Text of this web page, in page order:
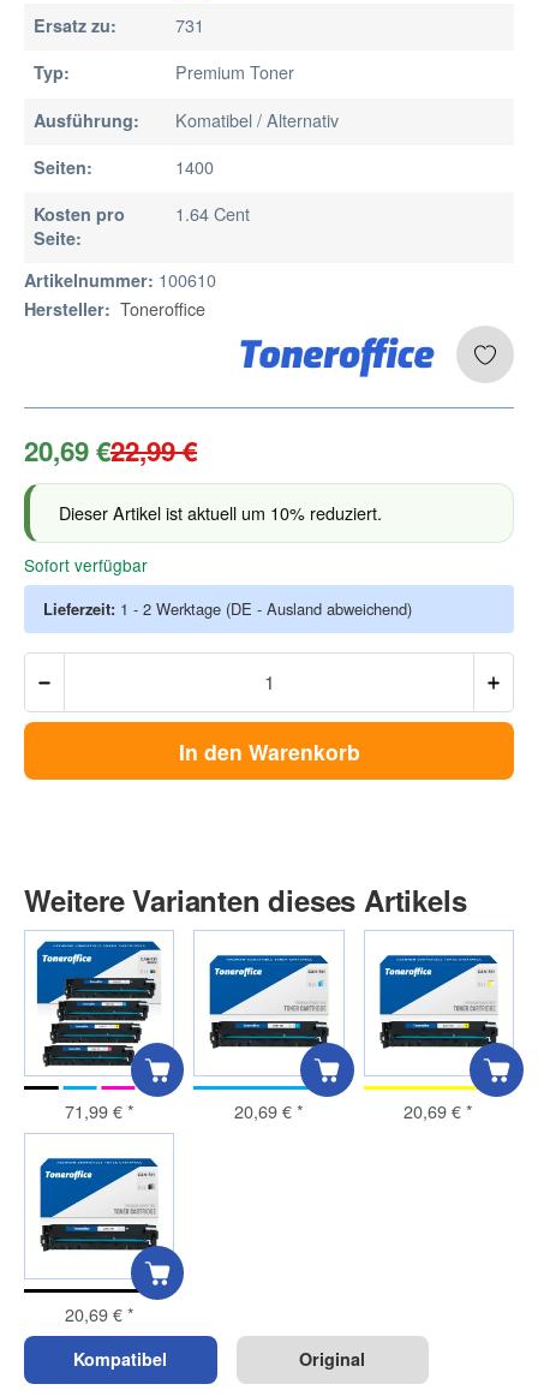
Ersatz zu: 731
Typ: Premium Toner
Ausführung: Komatibel / Alternativ
Seiten: 1400
Kosten pro
Seite:
1.64 Cent
Artikelnummer: 100610
Hersteller: Toneroffice
20,69 €22,99 €
Dieser Artikel ist aktuell um 10% reduziert.
Sofort verfügbar
Lieferzeit: 1 - 2 Werktage (DE - Ausland abweichend)
In den Warenkorb
Weitere Varianten dieses Artikels
71,99 €* 20,69 €* 20,69 €*
20,69 €*
Kompatibel Original